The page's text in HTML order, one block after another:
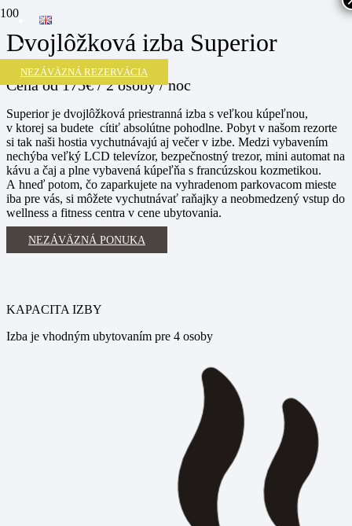
NEZÁVÄZNÁ REZERVÁCIA
Dvojlôžková izba Superior
Cenaod 175€ / 2 osoby / noc
Superior je dvojlôžková priestranná izba s veľkou kúpeľnou,
v ktorej sa budete cítiť absolútne pohodlne. Pobyt v našom rezorte
si tak naši hostia vychutnávajú aj večer v izbe. Medzi vybavením
nechýba veľký LCD televízor, bezpečnostný trezor, mini automat na
kávu a čaj a plne vybavená kúpeľňa s francúzskou kozmetikou.
A hneď potom, čo zaparkujete na vyhradenom parkovacom mieste
iba pre vás, si môžete vychutnávať raňajky a neobmedzený vstup do
wellness a fitness centra v cene ubytovania.
NEZÁVÄZNÁ PONUKA
KAPACITA IZBY
Izba je vhodným ubytovaním pre 4 osoby